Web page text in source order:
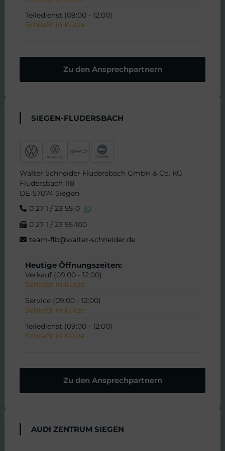
n
v
t
d
Teiledienst (09:00 - 12:00)
Schließt in Kürze
Zu den Ansprechpartnern
SIEGEN-FLUDERSBACH
Walter Schneider Fludersbach GmbH & Co. KG
Fludersbach 118
DE-57074 Siegen
0 27 1 / 23 55-0
0 27 1 / 23 55-100
team-flb@walter-schneider.de
Heutige Öffnungszeiten:
Verkauf (09:00 - 12:00)
Schließt in Kürze
Service (09:00 - 12:00)
Schließt in Kürze
Teiledienst (09:00 - 12:00)
Schließt in Kürze
Zu den Ansprechpartnern
AUDI ZENTRUM SIEGEN